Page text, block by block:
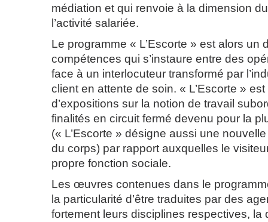
médiation et qui renvoie à la dimension
l’activité salariée.
Le programme « L’Escorte » est alors un
compétences qui s’instaure entre des
face à un interlocuteur transformé par
client en attente de soin. « L’Escorte »
d’expositions sur la notion de travail
finalités en circuit fermé devenu pour la
(« L’Escorte » désigne aussi une
du corps) par rapport auxquelles le
propre fonction sociale.
Les œuvres contenues dans le
la particularité d’être traduites par des
fortement leurs disciplines respectives, la